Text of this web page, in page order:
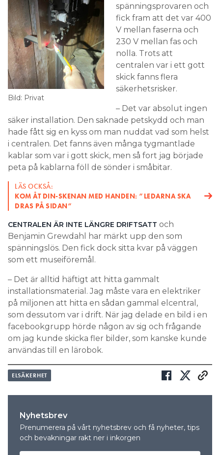
Bild: Privat
spänningsprovaren och
fick fram att det var 400
V mellan faserna och
230 V mellan fas och
nolla. Trots att
centralen var i ett gott
skick fanns flera
säkerhetsrisker.
– Det var absolut ingen
säker installation. Den saknade petskydd och man
hade fått sig en kyss om man nuddat vad som helst
i centralen. Det fanns även många tygmantlade
kablar som var i gott skick, men så fort jag började
peta på kablarna föll de sönder i småbitar.
LÄS OCKSÅ:
KOM ÅT DIN-SKENAN MED HANDEN: ”LEDARNA SKA
DRAS PÅ SIDAN”
CENTRALEN ÄR INTE LÄNGRE DRIFTSATT och
Benjamin Grewdahl har märkt upp den som
spänningslös. Den fick dock sitta kvar på väggen
som ett museiföremål.
– Det är alltid häftigt att hitta gammalt
installationsmaterial. Jag måste vara en elektriker
på miljonen att hitta en sådan gammal elcentral,
som dessutom var i drift. När jag delade en bild i en
facebookgrupp hörde någon av sig och frågande
om jag kunde skicka fler bilder, som kanske kunde
användas till en lärobok.
ELSÄKERHET
Nyhetsbrev
Prenumerera på vårt nyhetsbrev och få nyheter, tips
och bevakningar rakt ner i inkorgen